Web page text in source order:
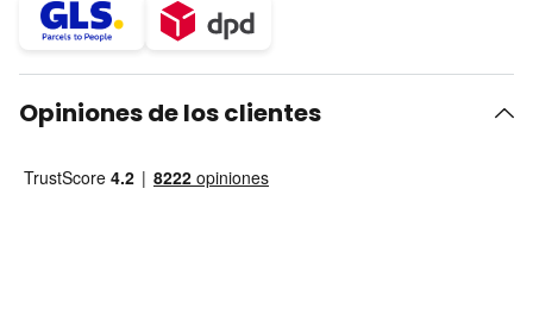
Opiniones de los clientes